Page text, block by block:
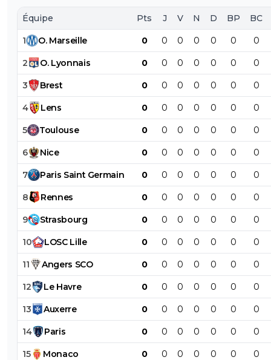
Équipe Pts J V N D BP BC
1 O. Marseille 0 0 0 0 0 0 0
2 O. Lyonnais 0 0 0 0 0 0 0
3 Brest 0 0 0 0 0 0 0
4 Lens 0 0 0 0 0 0 0
5 Toulouse 0 0 0 0 0 0 0
6 Nice 0 0 0 0 0 0 0
7 Paris Saint Germain 0 0 0 0 0 0 0
8 Rennes 0 0 0 0 0 0 0
9 Strasbourg 0 0 0 0 0 0 0
10 LOSC Lille 0 0 0 0 0 0 0
11 Angers SCO 0 0 0 0 0 0 0
12 Le Havre 0 0 0 0 0 0 0
13 Auxerre 0 0 0 0 0 0 0
14 Paris 0 0 0 0 0 0 0
15 Monaco 0 0 0 0 0 0 0